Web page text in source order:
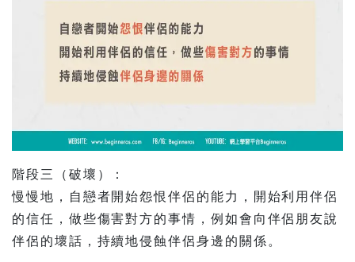
階段三（破壞）：
慢慢地，自戀者開始怨恨伴侶的能力，開始利用伴侶
的信任，做些傷害對方的事情，例如會向伴侶朋友說
伴侶的壞話，持續地侵蝕伴侶身邊的關係。